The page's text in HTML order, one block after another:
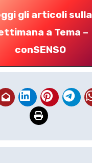
gli articoli sulla
a Tema –
conSENSO